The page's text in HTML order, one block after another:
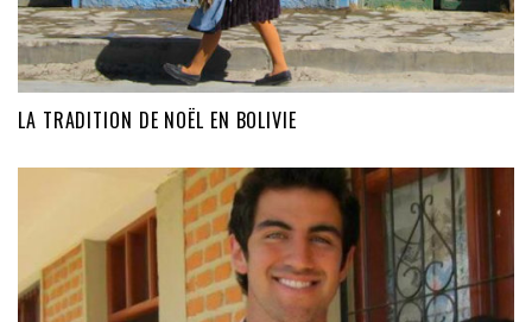
LA TRADITION DE NOËL EN BOLIVIE